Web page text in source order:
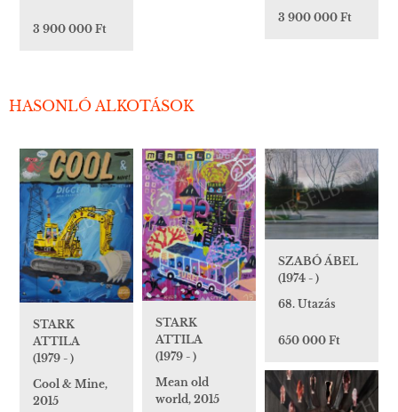
3 900 000 Ft
3 900 000 Ft
HASONLÓ ALKOTÁSOK
STARK
ATTILA
(1979 - )
Cool & Mine,
2015
STARK
ATTILA
(1979 - )
Mean old
world, 2015
SZABÓ ÁBEL
(1974 - )
68. Utazás
650 000 Ft